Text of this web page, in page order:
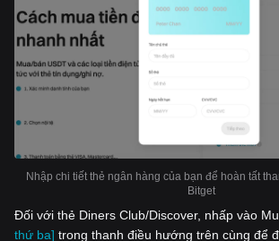
Nhập chi tiết thẻ ngân hàng của bạn để hoàn tất
Bitget
Đối với thẻ Diners Club/Discover, nhấp vào
thứ ba] trong thanh điều hướng trên cùng để